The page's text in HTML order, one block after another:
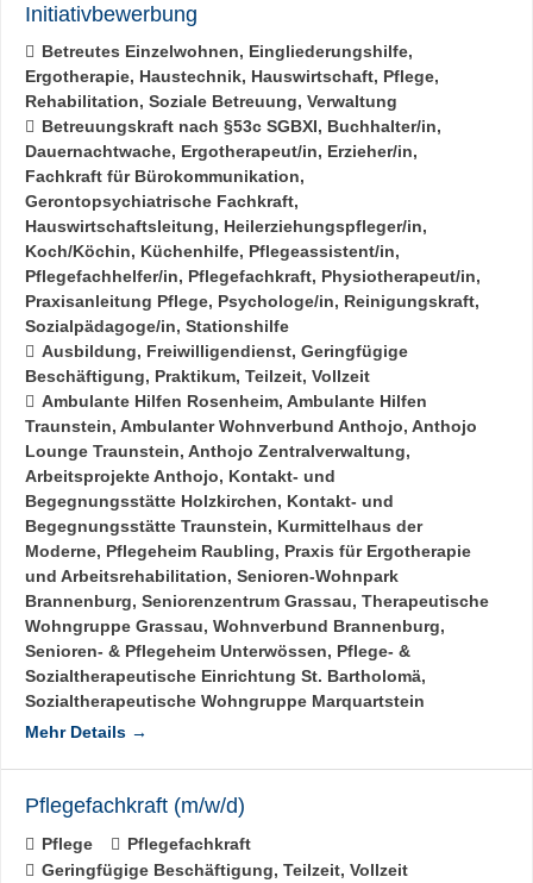
Initiativbewerbung
Betreutes Einzelwohnen
Eingliederungshilfe
Ergotherapie Haustechnik Hauswirtschaft Pflege
Rehabilitation Soziale Betreuung Verwaltung
Betreuungskraft nach §53c SGBXI
Buchhalter/in
Dauernachtwache Ergotherapeut/in
Erzieher/in
Fachkraft für Bürokommunikation
Gerontopsychiatrische Fachkraft
Hauswirtschaftsleitung
Heilerziehungspfleger/in
Koch/Köchin
Küchenhilfe Pflegeassistent/in
Pflegefachhelfer/in
Pflegefachkraft Physiotherapeut/in
Praxisanleitung Pflege Psychologe/in
Reinigungskraft
Sozialpädagoge/in Stationshilfe
Ausbildung
Freiwilligendienst Geringfügige
Beschäftigung
Praktikum Teilzeit Vollzeit
Ambulante Hilfen Rosenheim Ambulante Hilfen
Traunstein Ambulanter Wohnverbund Anthojo Anthojo
Lounge Traunstein Anthojo Zentralverwaltung
Arbeitsprojekte Anthojo
Kontakt- und
Begegnungsstätte Holzkirchen
Kontakt- und
Begegnungsstätte Traunstein
Kurmittelhaus der
Moderne Pflegeheim Raubling
Praxis für Ergotherapie
und Arbeitsrehabilitation Senioren-Wohnpark
Brannenburg Seniorenzentrum Grassau Therapeutische
Wohngruppe Grassau Wohnverbund Brannenburg
Senioren- & Pflegeheim Unterwössen
Pflege- &
Sozialtherapeutische Einrichtung St. Bartholomä
Sozialtherapeutische Wohngruppe Marquartstein
Mehr Details
Pflegefachkraft (m/w/d)
Pflege
Pflegefachkraft
Geringfügige Beschäftigung Teilzeit Vollzeit